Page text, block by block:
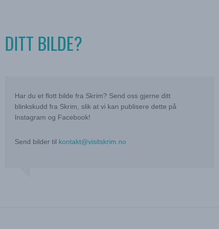
DITT BILDE?
Har du et flott bilde fra Skrim? Send oss gjerne ditt
blinkskudd fra Skrim, slik at vi kan publisere dette på
Instagram og Facebook!
Send bilder til kontakt@visitskrim.no